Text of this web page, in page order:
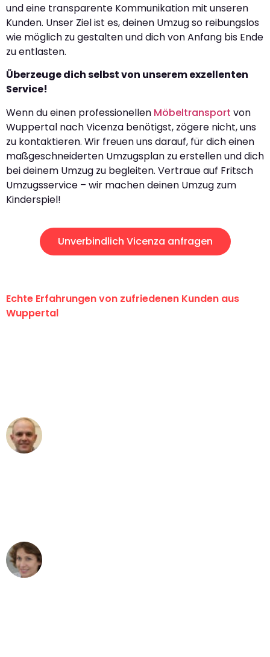
und eine transparente Kommunikation mit unseren
Kunden. Unser Ziel ist es, deinen Umzug so reibungslos
wie möglich zu gestalten und dich von Anfang bis Ende
zu entlasten.
Überzeuge dich selbst von unserem exzellenten
Service!
Wenn du einen professionellen Möbeltransport von
Wuppertal nach Vicenza benötigst, zögere nicht, uns
zu kontaktieren. Wir freuen uns darauf, für dich einen
maßgeschneiderten Umzugsplan zu erstellen und dich
bei deinem Umzug zu begleiten. Vertraue auf Fritsch
Umzugsservice – wir machen deinen Umzug zum
Kinderspiel!
Unverbindlich Vicenza anfragen
Echte Erfahrungen von zufriedenen Kunden aus
Wuppertal